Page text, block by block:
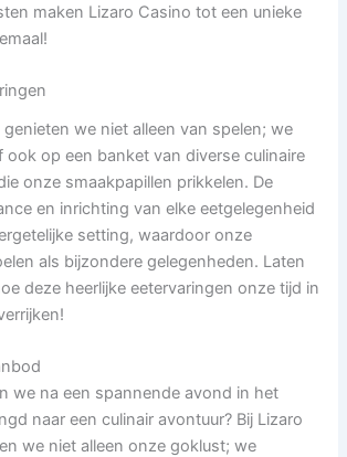
maken Lizaro Casino tot een unieke
genieten we niet alleen van spelen; we
ook op een banket van diverse culinaire
onze smaakpapillen prikkelen. De
en inrichting van elke eetgelegenheid
setting, waardoor onze
als bijzondere gelegenheden. Laten
deze heerlijke eetervaringen onze tijd in
we na een spannende avond in het
naar een culinair avontuur? Bij Lizaro
we niet alleen onze goklust; we